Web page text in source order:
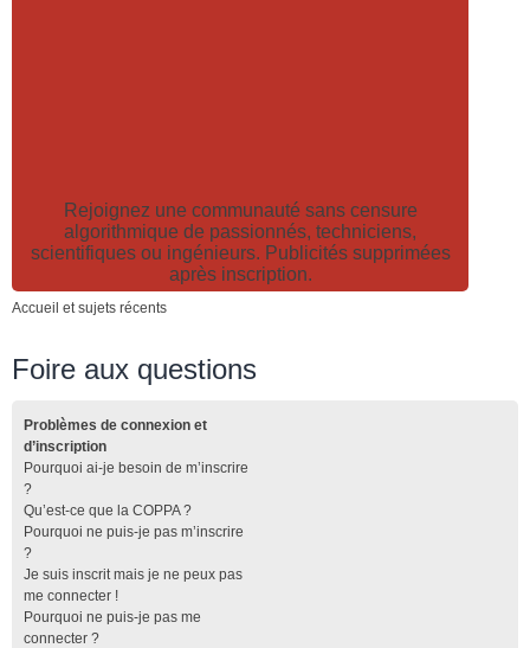
Rejoignez une communauté sans censure
algorithmique de passionnés, techniciens,
scientifiques ou ingénieurs. Publicités supprimées
après inscription.
Accueil et sujets récents
Foire aux questions
Problèmes de connexion et
d’inscription
Pourquoi ai-je besoin de m’inscrire
?
Qu’est-ce que la COPPA ?
Pourquoi ne puis-je pas m’inscrire
?
Je suis inscrit mais je ne peux pas
me connecter !
Pourquoi ne puis-je pas me
connecter ?